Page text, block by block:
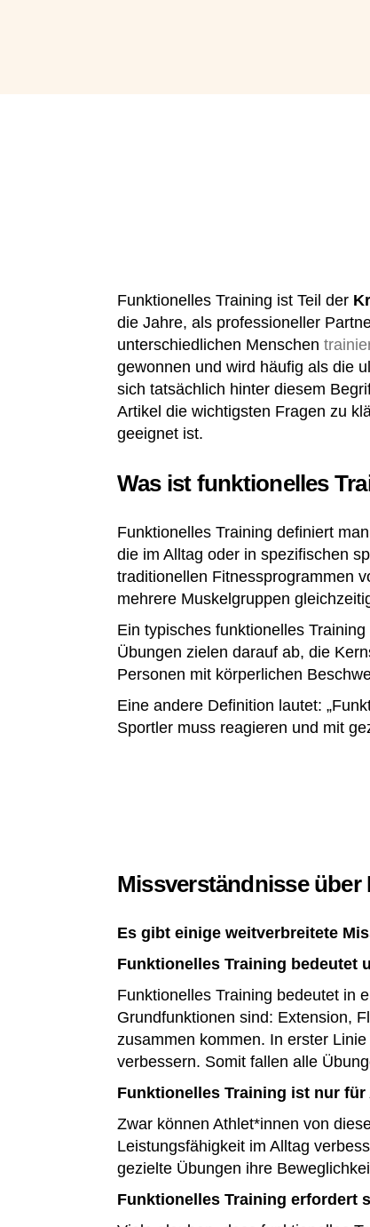
Funktionelles Training ist Teil der
die Jahre, als professioneller
unterschiedlichen Menschen
gewonnen und wird häufig als die
sich tatsächlich hinter diesem
Artikel die wichtigsten Fragen zu
geeignet ist.
Was ist funktionelles
Funktionelles Training definiert
die im Alltag oder in spezifischen
traditionellen Fitnessprogrammen
mehrere Muskelgruppen
Ein typisches funktionelles
Übungen zielen darauf ab, die
Personen mit körperlichen
Eine andere Definition lautet:
Sportler muss reagieren und mit
Missverständnisse
Es gibt einige weitverbreitete
Funktionelles Training bedeutet
Funktionelles Training bedeutet in
Grundfunktionen sind: Extension,
zusammen kommen. In erster
verbessern. Somit fallen alle
Funktionelles Training ist nur für
Zwar können Athlet*innen von
Leistungsfähigkeit im Alltag
gezielte Übungen ihre
Funktionelles Training erfordert